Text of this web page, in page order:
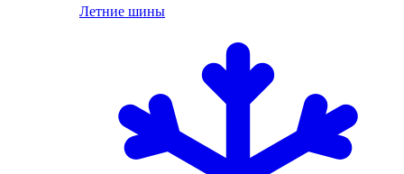
Летние шины